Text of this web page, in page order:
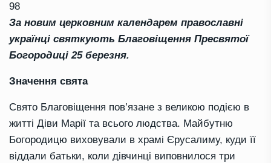
98
За новим церковним календарем православні
українці святкують Благовіщення Пресвятої
Богородиці 25 березня.
Значення свята
Свято Благовіщення пов’язане з великою подією в
житті Діви Марії та всього людства. Майбутню
Богородицю виховували в храмі Єрусалиму, куди її
віддали батьки, коли дівчинці виповнилося три